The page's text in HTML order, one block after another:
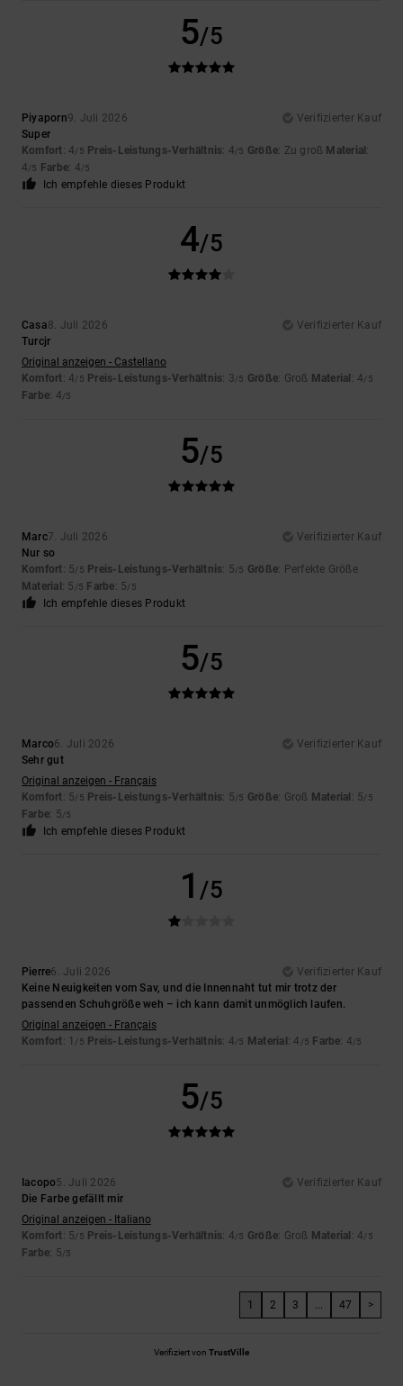
5/5
Piyaporn9. Juli 2026
Verifizierter Kauf
Super
Komfort: 4/5 Preis-Leistungs-Verhältnis: 4/5 Größe: Zu groß Material :
4/5 Farbe: 4/5
Ich empfehle dieses Produkt
4/5
Casa8. Juli 2026
Verifizierter Kauf
Turcjr
Original anzeigen - Castellano
Komfort: 4/5 Preis-Leistungs-Verhältnis: 3/5 Größe: Groß Material : 4/5
Farbe: 4/5
5/5
Marc7. Juli 2026
Verifizierter Kauf
Nur so
Komfort: 5/5 Preis-Leistungs-Verhältnis: 5/5 Größe: Perfekte Größe
Material : 5 /5 Farbe: 5/5
Ich empfehle dieses Produkt
5/5
Marco6. Juli 2026
Verifizierter Kauf
Sehr gut
Original anzeigen - Français
Komfort: 5/5 Preis-Leistungs-Verhältnis: 5/5 Größe: Groß Material : 5/5
Farbe: 5/5
Ich empfehle dieses Produkt
1 /5
Pierre6. Juli 2026
Verifizierter Kauf
Keine Neuigkeiten vom Sav, und die Innennaht tut mir trotz der
passenden Schuhgröße weh – ich kann damit unmöglich laufen.
Original anzeigen - Français
Komfort: 1 /5 Preis-Leistungs-Verhältnis: 4/5 Material : 4 /5 Farbe: 4/5
5/5
Iacopo5. Juli 2026
Verifizierter Kauf
Die Farbe gefällt mir
Original anzeigen - Italiano
Komfort: 5/5 Preis-Leistungs-Verhältnis: 4/5 Größe: Groß Material : 4/5
Farbe: 5/5
1 2 3 ... 47 >
Verifiziert von TrustVille